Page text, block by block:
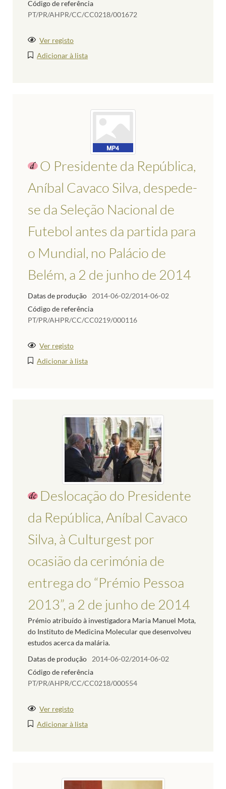
Código de referência
PT/PR/AHPR/CC/CC0218/001672
Ver registo
Adicionar à lista
O Presidente da República,
Aníbal Cavaco Silva, despede-
se da Seleção Nacional de
Futebol antes da partida para
o Mundial, no Palácio de
Belém, a 2 de junho de 2014
Datas de produção
2014-06-02/2014-06-02
Código de referência
PT/PR/AHPR/CC/CC0219/000116
Ver registo
Adicionar à lista
Deslocação do Presidente
da República, Aníbal Cavaco
Silva, à Culturgest por
ocasião da cerimónia de
entrega do “Prémio Pessoa
2013”, a 2 de junho de 2014
Prémio atribuído à investigadora Maria Manuel Mota,
do Instituto de Medicina Molecular que desenvolveu
estudos acerca da malária.
Datas de produção
2014-06-02/2014-06-02
Código de referência
PT/PR/AHPR/CC/CC0218/000554
Ver registo
Adicionar à lista